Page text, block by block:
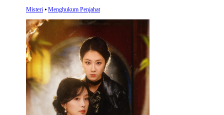
Misteri ⦁ Menghukum Penjahat